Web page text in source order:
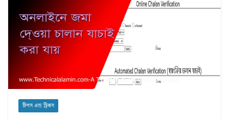
টিপস এন্ড ট্রিকস